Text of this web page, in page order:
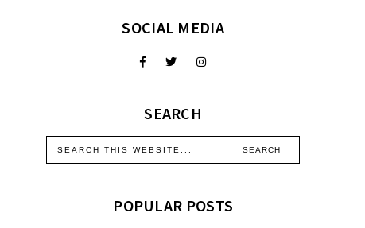
SOCIAL MEDIA
SEARCH
POPULAR POSTS